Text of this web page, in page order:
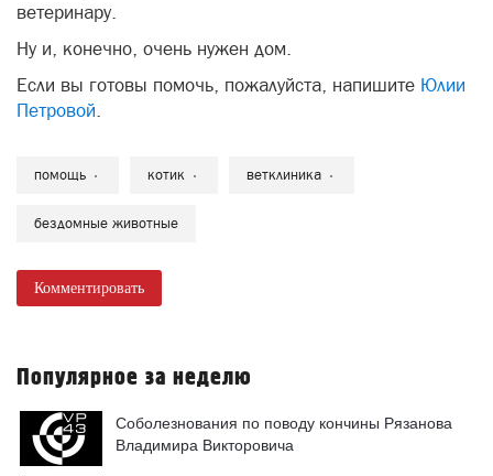
ветеринару.
Ну и, конечно, очень нужен дом.
Если вы готовы помочь, пожалуйста, напишите Юлии
Петровой.
помощь котик ветклиника
бездомные животные
Комментировать
Популярное за неделю
Соболезнования по поводу кончины Рязанова
Владимира Викторовича